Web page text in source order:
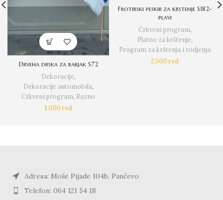
Drvena drska za barjak S72
Dekoracije,
Dekoracije automobila,
Crkveni program, Razno
1.000rsd
Frotirski peskir za krstenje S182-
plavi
Crkveni program,
Platno za krštenje,
Program za krštenja i rodjenja
2.500rsd
Adresa: Moše Pijade 104b, Pančevo
Telefon: 064 121 54 18